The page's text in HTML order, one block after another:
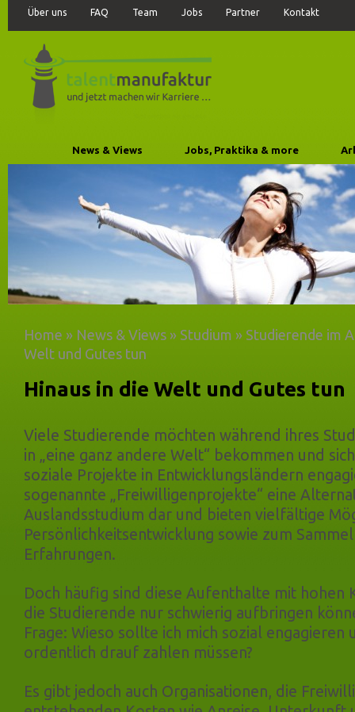
Über uns FAQ Team Jobs Partner Kontakt
News & Views Jobs, Praktika & more
Home » News & Views » Studium » Studierende im
Welt und Gutes tun
Hinaus in die Welt und Gutes tun
Viele Studierende möchten während ihres
in „eine ganz andere Welt“ bekommen und
soziale Projekte in Entwicklungsländern
sogenannte „Freiwilligenprojekte“ eine
Auslandsstudium dar und bieten vielfältige
Persönlichkeitsentwicklung sowie zum
Erfahrungen.
Doch häufig sind diese Aufenthalte mit hohen
die Studierende nur schwierig aufbringen
Frage: Wieso sollte ich mich sozial engagieren
ordentlich drauf zahlen müssen?
Es gibt jedoch auch Organisationen, die